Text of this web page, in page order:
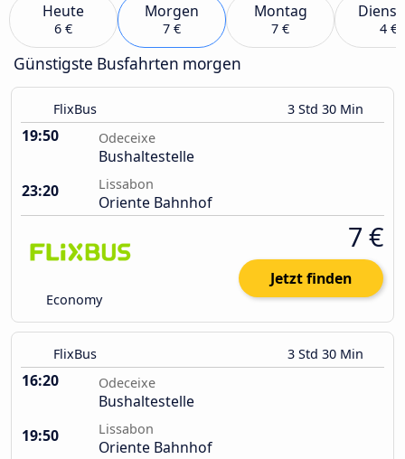
Heute
6 €
Morgen
7 €
Montag
7 € 4 €
Günstigste Busfahrten morgen
FlixBus 3 Std 30 Min
19:50 Odeceixe
Bushaltestelle
23:20
Lissabon
Oriente Bahnhof
Economy
7 €
Jetzt finden
FlixBus 3 Std 30 Min
16:20 Odeceixe
Bushaltestelle
19:50
Lissabon
Oriente Bahnhof